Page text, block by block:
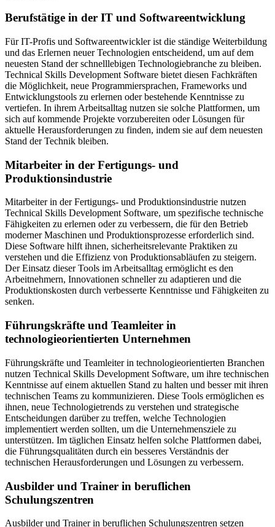
Berufstätige in der IT und Softwareentwicklung
Für IT-Profis und Softwareentwickler ist die ständige Weiterbildung
und das Erlernen neuer Technologien entscheidend, um auf dem
neuesten Stand der schnelllebigen Technologiebranche zu bleiben.
Technical Skills Development Software bietet diesen Fachkräften
die Möglichkeit, neue Programmiersprachen, Frameworks und
Entwicklungstools zu erlernen oder bestehende Kenntnisse zu
vertiefen. In ihrem Arbeitsalltag nutzen sie solche Plattformen, um
sich auf kommende Projekte vorzubereiten oder Lösungen für
aktuelle Herausforderungen zu finden, indem sie auf dem neuesten
Stand der Technik bleiben.
Mitarbeiter in der Fertigungs- und
Produktionsindustrie
Mitarbeiter in der Fertigungs- und Produktionsindustrie nutzen
Technical Skills Development Software, um spezifische technische
Fähigkeiten zu erlernen oder zu verbessern, die für den Betrieb
moderner Maschinen und Produktionsprozesse erforderlich sind.
Diese Software hilft ihnen, sicherheitsrelevante Praktiken zu
verstehen und die Effizienz von Produktionsabläufen zu steigern.
Der Einsatz dieser Tools im Arbeitsalltag ermöglicht es den
Arbeitnehmern, Innovationen schneller zu adaptieren und die
Produktionskosten durch verbesserte Kenntnisse und Fähigkeiten zu
senken.
Führungskräfte und Teamleiter in
technologieorientierten Unternehmen
Führungskräfte und Teamleiter in technologieorientierten Branchen
nutzen Technical Skills Development Software, um ihre technischen
Kenntnisse auf einem aktuellen Stand zu halten und besser mit ihren
technischen Teams zu kommunizieren. Diese Tools ermöglichen es
ihnen, neue Technologietrends zu verstehen und strategische
Entscheidungen darüber zu treffen, welche Technologien
implementiert werden sollten, um die Unternehmensziele zu
unterstützen. Im täglichen Einsatz helfen solche Plattformen dabei,
die Führungsqualitäten durch ein besseres Verständnis der
technischen Herausforderungen und Lösungen zu verbessern.
Ausbilder und Trainer in beruflichen
Schulungszentren
Ausbilder und Trainer in beruflichen Schulungszentren setzen